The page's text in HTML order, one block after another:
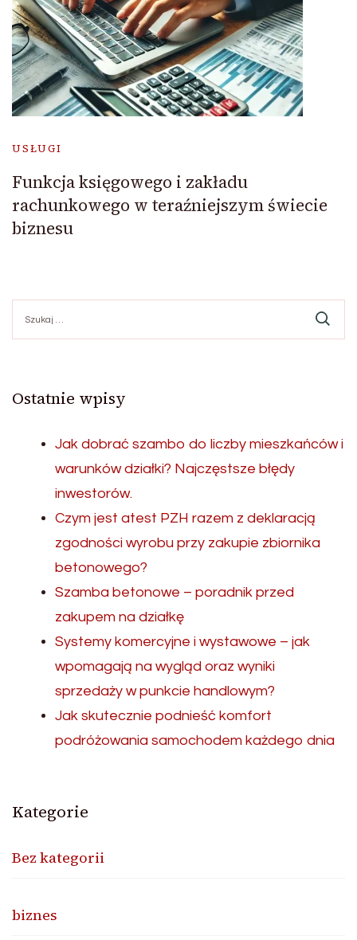
USŁUGI
Funkcja księgowego i zakładu
rachunkowego w teraźniejszym świecie
biznesu
Ostatnie wpisy
Jak dobrać szambo do liczby mieszkańców i
warunków działki? Najczęstsze błędy
inwestorów.
Czym jest atest PZH razem z deklaracją
zgodności wyrobu przy zakupie zbiornika
betonowego?
Szamba betonowe – poradnik przed
zakupem na działkę
Systemy komercyjne i wystawowe – jak
wpomagają na wygląd oraz wyniki
sprzedaży w punkcie handlowym?
Jak skutecznie podnieść komfort
podróżowania samochodem każdego dnia
Kategorie
Bez kategorii
biznes